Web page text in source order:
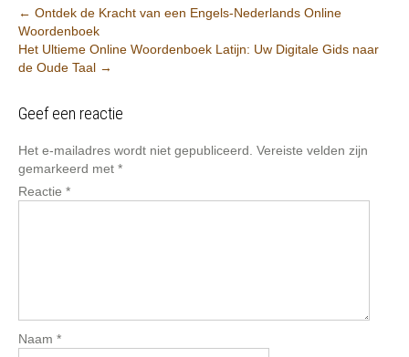
Berichtnavigatie
← Ontdek de Kracht van een Engels-Nederlands Online
Woordenboek
Het Ultieme Online Woordenboek Latijn: Uw Digitale Gids naar
de Oude Taal →
Geef een reactie
Het e-mailadres wordt niet gepubliceerd. Vereiste velden zijn
gemarkeerd met *
Reactie *
Naam *